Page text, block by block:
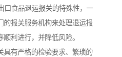
口食品退运报关的特殊性，一
的报关服务机构来处理退运报
利进行，并降低风险。
具有严格的检验要求、繁琐的